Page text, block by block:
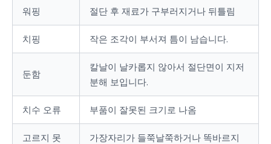
워핑 절단 후 재료가 구부러지거나 뒤틀림
치핑 작은 조각이 부서져 틈이 남습니다.
둔함
칼날이 날카롭지 않아서 절단면이 지저
분해 보입니다.
치수 오류 부품이 잘못된 크기로 나옴
고르지 못
가장자리가 들쭉날쭉하거나 똑바르지